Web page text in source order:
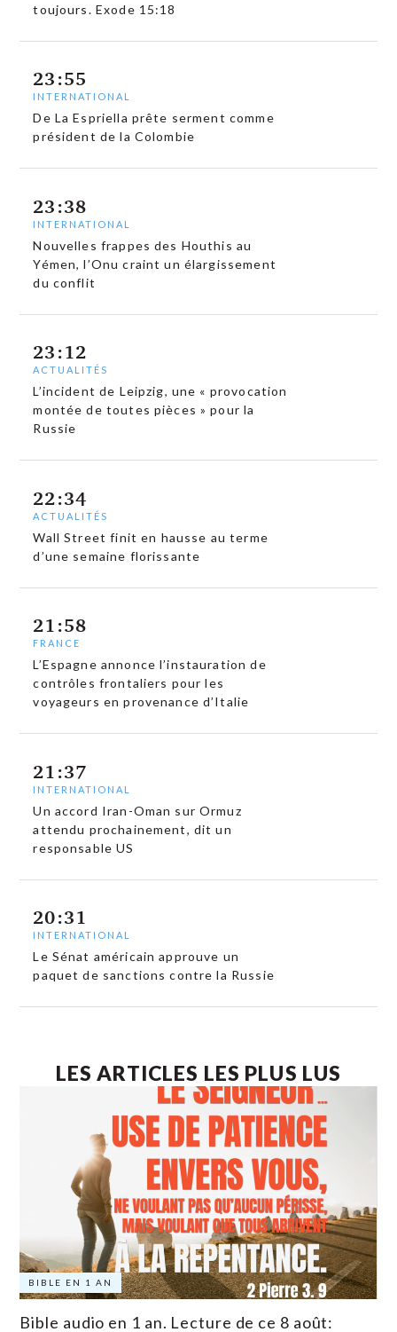
toujours. Exode 15:18
23:55
INTERNATIONAL
De La Espriella prête serment comme
président de la Colombie
23:38
INTERNATIONAL
Nouvelles frappes des Houthis au
Yémen, l’Onu craint un élargissement
du conflit
23:12
ACTUALITÉS
L’incident de Leipzig, une « provocation
montée de toutes pièces » pour la
Russie
22:34
ACTUALITÉS
Wall Street finit en hausse au terme
d’une semaine florissante
21:58
FRANCE
L’Espagne annonce l’instauration de
contrôles frontaliers pour les
voyageurs en provenance d’Italie
21:37
INTERNATIONAL
Un accord Iran-Oman sur Ormuz
attendu prochainement, dit un
responsable US
20:31
INTERNATIONAL
Le Sénat américain approuve un
paquet de sanctions contre la Russie
LES ARTICLES LES PLUS LUS
BIBLE EN 1 AN
Bible audio en 1 an. Lecture de ce 8 août: